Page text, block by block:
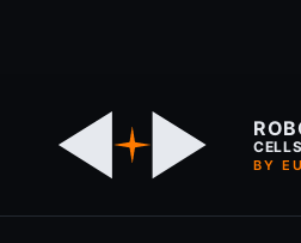
CELLS
BY